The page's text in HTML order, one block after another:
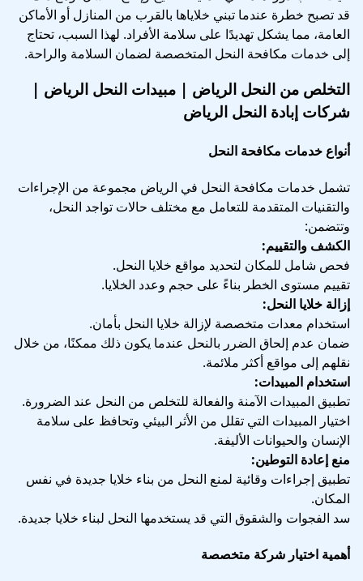
قد تصبح خطرة عندما تبني خلاياها بالقرب من المنازل أو الأماكن
العامة، مما يشكل تهديدًا على سلامة الأفراد. لهذا السبب، تحتاج
إلى خدمات مكافحة النحل المتخصصة لضمان السلامة والراحة.
التخلص من النحل الرياض | مبيدات النحل الرياض |
شركات إبادة النحل الرياض
أنواع خدمات مكافحة النحل
تشمل خدمات مكافحة النحل في الرياض مجموعة من الإجراءات
والتقنيات المتقدمة للتعامل مع مختلف حالات تواجد النحل،
وتتضمن:
الكشف والتقييم:
فحص شامل للمكان لتحديد مواقع خلايا النحل.
تقييم مستوى الخطر بناءً على حجم وعدد الخلايا.
إزالة خلايا النحل:
استخدام معدات متخصصة لإزالة خلايا النحل بأمان.
ضمان عدم إلحاق الضرر بالنحل عندما يكون ذلك ممكنًا، من خلال
نقلهم إلى مواقع أكثر ملائمة.
استخدام المبيدات:
تطبيق المبيدات الآمنة والفعالة للتخلص من النحل عند الضرورة.
اختيار المبيدات التي تقلل من الأثر البيئي وتحافظ على سلامة
الإنسان والحيوانات الأليفة.
منع إعادة التوطين:
تطبيق إجراءات وقائية لمنع النحل من بناء خلايا جديدة في نفس
المكان.
سد الفجوات والشقوق التي قد يستخدمها النحل لبناء خلايا جديدة.
أهمية اختيار شركة متخصصة